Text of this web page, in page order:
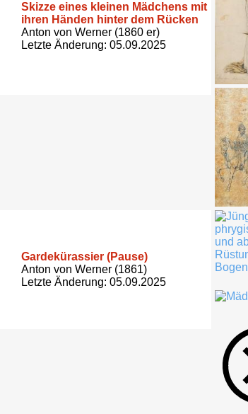
Skizze eines kleinen Mädchens mit
ihren Händen hinter dem Rücken
Anton von Werner (1860 er)
Letzte Änderung: 05.09.2025
Gardekürassier (Pause)
Anton von Werner (1861)
Letzte Änderung: 05.09.2025